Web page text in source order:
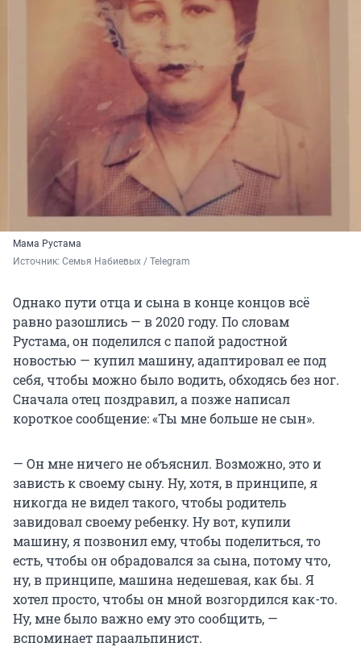
Мама Рустама
Источник: Семья Набиевых / Telegram
Однако пути отца и сына в конце концов всё
равно разошлись — в 2020 году. По словам
Рустама, он поделился с папой радостной
новостью — купил машину, адаптировал ее под
себя, чтобы можно было водить, обходясь без ног.
Сначала отец поздравил, а позже написал
короткое сообщение: «Ты мне больше не сын».
— Он мне ничего не объяснил. Возможно, это и
зависть к своему сыну. Ну, хотя, в принципе, я
никогда не видел такого, чтобы родитель
завидовал своему ребенку. Ну вот, купили
машину, я позвонил ему, чтобы поделиться, то
есть, чтобы он обрадовался за сына, потому что,
ну, в принципе, машина недешевая, как бы. Я
хотел просто, чтобы он мной возгордился как-то.
Ну, мне было важно ему это сообщить, —
вспоминает параальпинист.